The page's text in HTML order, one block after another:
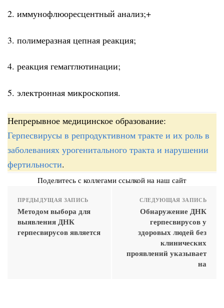
2. иммунофлюоресцентный анализ;+
3. полимеразная цепная реакция;
4. реакция гемагглютинации;
5. электронная микроскопия.
Непрерывное медицинское образование:
Герпесвирусы в репродуктивном тракте и их роль в
заболеваниях урогенитального тракта и нарушении
фертильности.
Поделитесь с коллегами ссылкой на наш сайт
ПРЕДЫДУЩАЯ ЗАПИСЬ
Методом выбора для
выявления ДНК
герпесвирусов является
СЛЕДУЮЩАЯ ЗАПИСЬ
Обнаружение ДНК
герпесвирусов у
здоровых людей без
клинических
проявлений указывает
на